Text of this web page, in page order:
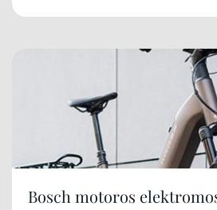
Bosch motoros